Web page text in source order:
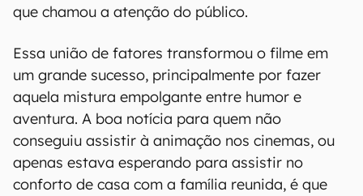
que chamou a atenção do público.
Essa união de fatores transformou o filme em
um grande sucesso, principalmente por fazer
aquela mistura empolgante entre humor e
aventura. A boa notícia para quem não
conseguiu assistir à animação nos cinemas, ou
apenas estava esperando para assistir no
conforto de casa com a família reunida, é que